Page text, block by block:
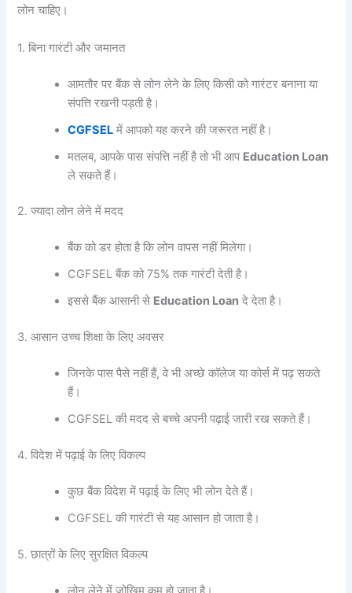
लोन चाहिए।
1. बिना गारंटी और जमानत
आमतौर पर बैंक से लोन लेने के लिए किसी को गारंटर बनाना या
संपत्ति रखनी पड़ती है।
CGFSEL में आपको यह करने की जरूरत नहीं है।
मतलब, आपके पास संपत्ति नहीं है तो भी आप Education Loan
ले सकते हैं।
2. ज्यादा लोन लेने में मदद
बैंक को डर होता है कि लोन वापस नहीं मिलेगा।
CGFSEL बैंक को 75% तक गारंटी देती है।
इससे बैंक आसानी से Education Loan दे देता है।
3. आसान उच्च शिक्षा के लिए अवसर
जिनके पास पैसे नहीं हैं, वे भी अच्छे कॉलेज या कोर्स में पढ़ सकते
हैं।
CGFSEL की मदद से बच्चे अपनी पढ़ाई जारी रख सकते हैं।
4. विदेश में पढ़ाई के लिए विकल्प
कुछ बैंक विदेश में पढ़ाई के लिए भी लोन देते हैं।
CGFSEL की गारंटी से यह आसान हो जाता है।
5. छात्रों के लिए सुरक्षित विकल्प